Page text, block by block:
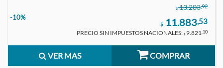
$ 13.203,92
-10%
$ 11.883,53
PRECIO SIN IMPUESTOS NACIONALES: $ 9.821,10
VER MAS COMPRAR